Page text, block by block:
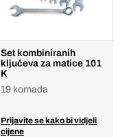
Set kombiniranih
ključeva za matice 101
K
19 komada
Prijavite se kako bi vidjeli
cijene